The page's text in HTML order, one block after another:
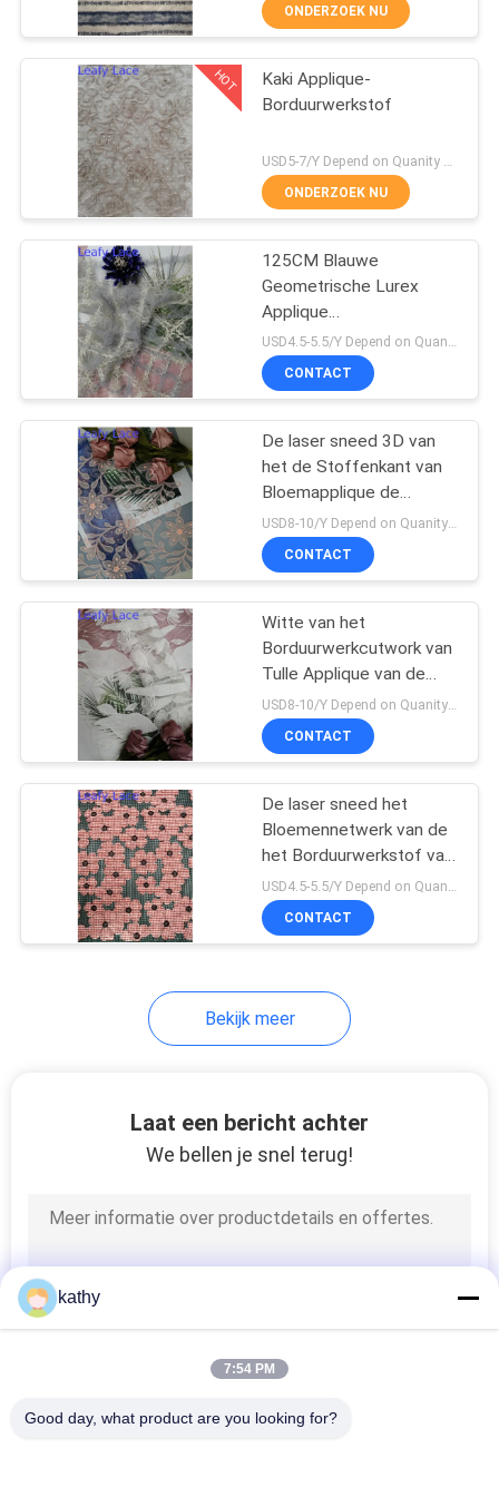
CONTACTEER
ONS
NIEUWS
VRAAG
EEN
OFFERTE
AAN
SITEMAP
PRIVACYBELEID
Geribde Kantstof
3D Bloemenkantstof
47
de versiering van het
polyesterkant
14
Geborduurde
Oogjestof
29
De Stof van het
rekkant
Tulle Mesh Fabric
62
ONDERZOEK NU
HOT
Kaki Applique-
Borduurwerkstof
ONDERZOEK NU
125CM Blauwe
Geometrische Lurex
Applique
Borduurwerkstof
USD4.5-5.5/Y Depend on Quanity MOQ:10yards
CONTACT
De laser sneed 3D van
het de Stoffenkant van
Bloemapplique de
Sjaalstof
USD8-10/Y Depend on Quanity MOQ:10yards
CONTACT
Witte van het
Borduurwerkcutwork van
Tulle Applique van de
Laserbesnoeiing het
Kantstof
CONTACT
De laser sneed het
Bloemennetwerk van de
het Borduurwerkstof van
Kantapplique
CONTACT
Bekijk meer
Laat een bericht achter
We bellen je snel terug!
kathy
7:54 PM
Good day, what product are you looking for?